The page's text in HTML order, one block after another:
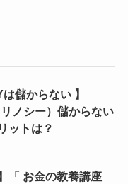
は儲からない 】
ノシー）儲からない
ットは？
「 お金の教養講座